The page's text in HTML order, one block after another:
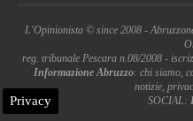
L'Opinionista © since 2008 -
reg. tribunale Pescara n.08/2008 -
Informazione Abruzzo: chi siamo,
notizie,
SOCIAL:
Privacy